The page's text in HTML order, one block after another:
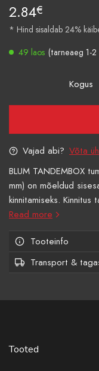
2.84€
* Hind sisaldab 24%
49 laos (tarneaeg 1-
Kogus
Vajad abi? Võta
BLUM TANDEMBOX
mm) on mõeldud
kinnitamiseks.
Read more
Tooteinfo
Transport &
Tooted